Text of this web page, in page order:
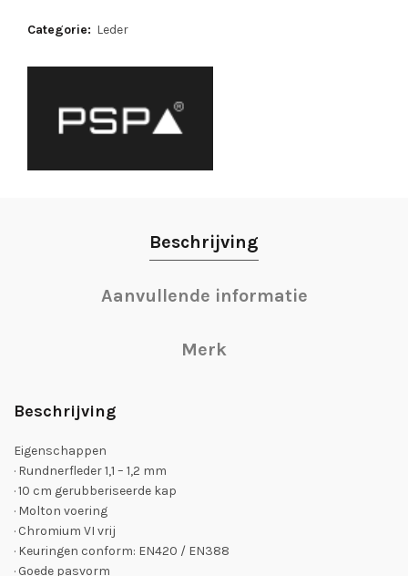
Categorie: Leder
Beschrijving
Aanvullende informatie
Merk
Beschrijving
Eigenschappen
· Rundnerfleder 1,1 – 1,2 mm
· 10 cm gerubberiseerde kap
· Molton voering
· Chromium VI vrij
· Keuringen conform: EN420 / EN388
· Goede pasvorm